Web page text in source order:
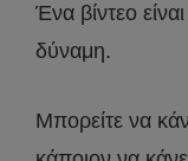
Ένα βίντεο
δύναμη.
Μπορείτε να